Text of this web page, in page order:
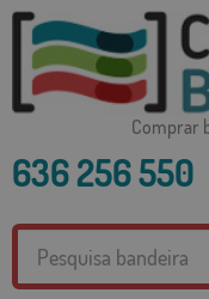
Comprar
636 256 550